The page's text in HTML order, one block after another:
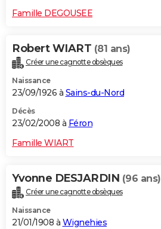
Famille DEGOUSEE
Robert WIART (81 ans)
Créer une cagnotte obsèques
Naissance
23/09/1926 à Sains-du-Nord
Décès
23/02/2008 à Féron
Famille WIART
Yvonne DESJARDIN (96 ans)
Créer une cagnotte obsèques
Naissance
21/01/1908 à Wignehies